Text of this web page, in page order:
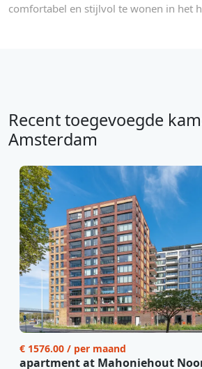
comfortabel en stijlvol te wonen in het
Recent toegevoegde
Amsterdam
€ 1576.00 / per maand
apartment at Mahoniehout